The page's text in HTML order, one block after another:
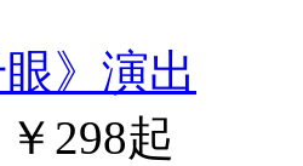
238起